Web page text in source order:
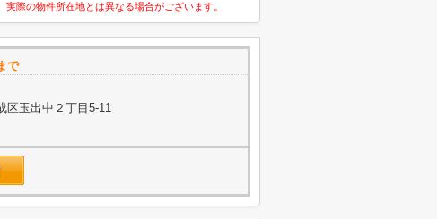
際の物件所在地とは異なる場合がございます。
で
区玉出中２丁目5-11